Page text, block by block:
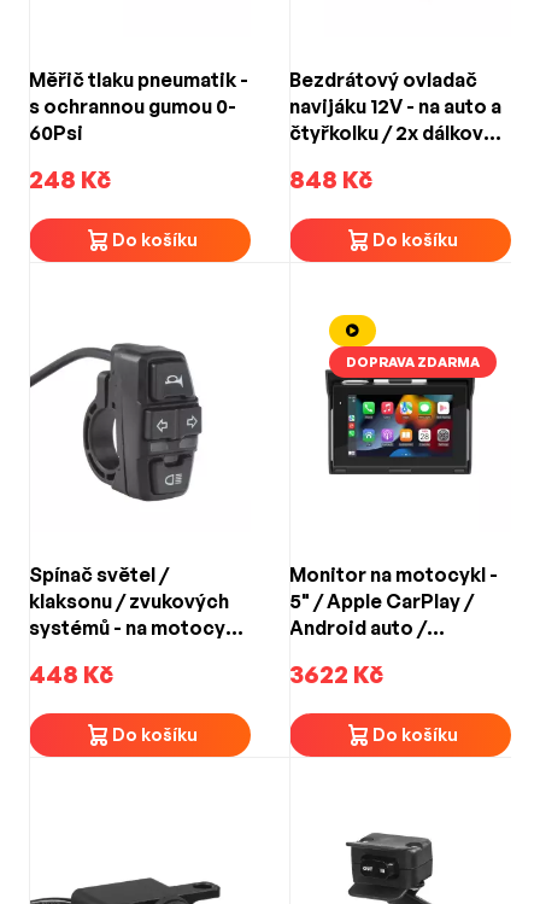
Měřič tlaku pneumatik -
s ochrannou gumou 0-
60Psi
248 Kč
Do košíku
Bezdrátový ovladač
navijáku 12V - na auto a
čtyřkolku / 2x dálkový
848 Kč
Do košíku
Spínač světel /
klaksonu / zvukových
systémů - na motocykl
448 Kč
Do košíku
DOPRAVA ZDARMA
Monitor na motocykl -
5" / Apple CarPlay /
Android auto /
USB / micro SD
3622 Kč
Do košíku